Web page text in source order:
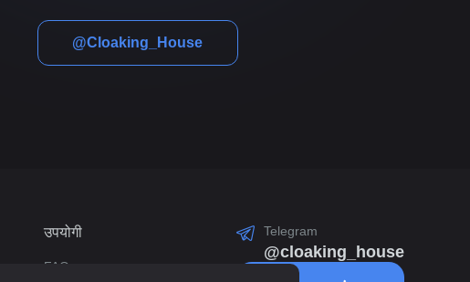
@Cloaking_House
उपयोगी
FAQ
Telegram
@cloaking_house